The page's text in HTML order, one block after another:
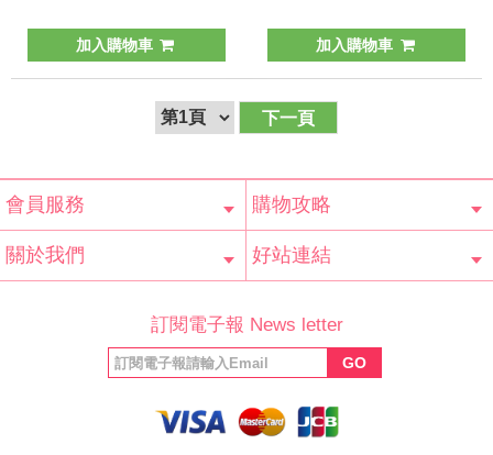
加入購物車 加入購物車
下一頁
會員服務
會員辨法
客服信箱
隱私條款
網站導覽
購物攻略
常見問題
購物說明
訂單查詢
關於我們 好站連結
福利協會
絲專頁
訂閱電子報 News letter
GO